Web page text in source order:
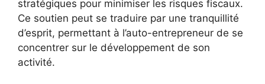
stratégiques pour minimiser les risques fiscaux.
Ce soutien peut se traduire par une tranquillité
d’esprit, permettant à l’auto-entrepreneur de se
concentrer sur le développement de son
activité.